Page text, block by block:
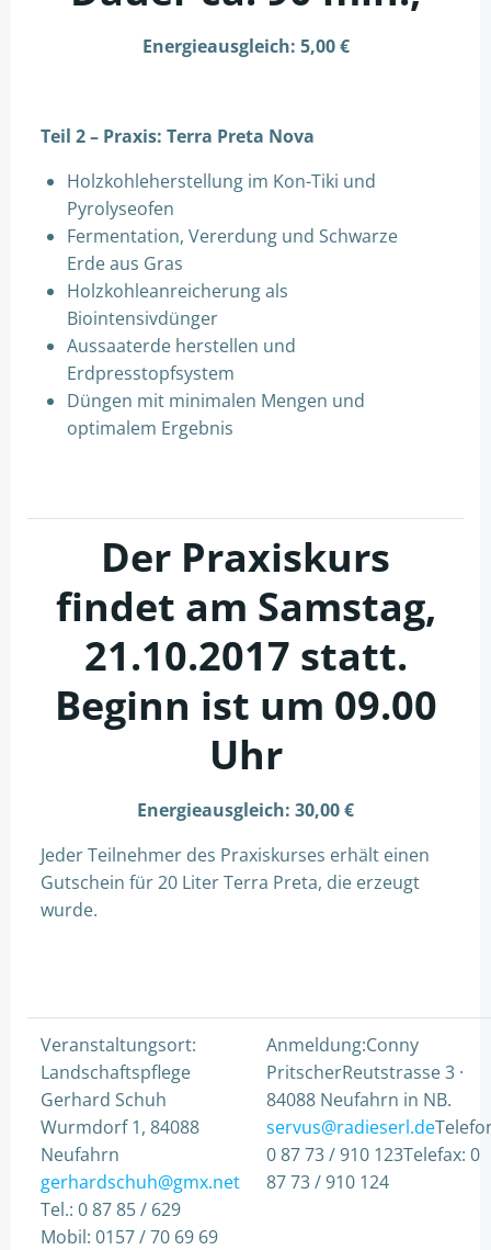
Energieausgleich: 5,00 €
Teil 2 – Praxis: Terra Preta Nova
Holzkohleherstellung im Kon-Tiki und
Pyrolyseofen
Fermentation, Vererdung und Schwarze
Erde aus Gras
Holzkohleanreicherung als
Biointensivdünger
Aussaaterde herstellen und
Erdpresstopfsystem
Düngen mit minimalen Mengen und
optimalem Ergebnis
Der Praxiskurs
findet am Samstag,
21.10.2017 statt.
Beginn ist um 09.00
Uhr
Energieausgleich: 30,00 €
Jeder Teilnehmer des Praxiskurses erhält einen
Gutschein für 20 Liter Terra Preta, die erzeugt
wurde.
Veranstaltungsort:
Landschaftspflege
Gerhard Schuh
Wurmdorf 1, 84088
Neufahrn
gerhardschuh@gmx.net
Tel.: 0 87 85 / 629
Mobil: 0157 / 70 69 69
Anmeldung:Conny
PritscherReutstrasse 3 ·
84088 Neufahrn in NB.
servus@radieserl.de
0 87 73 / 910 123Telefax: 0
87 73 / 910 124